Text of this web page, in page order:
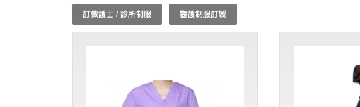
信心和保障。無論您需要護士 制服或醫生袍，最少訂購
訂做護士 / 診所制服 醫護制服訂製